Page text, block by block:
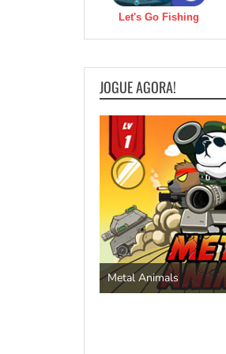
Let's Go Fishing
JOGUE AGORA!
Metal Animals